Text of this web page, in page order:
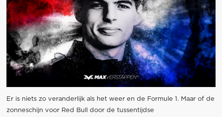
Er is niets zo veranderlijk als het weer en de Formule 1. Maar of de
zonneschijn voor Red Bull door de tussentijdse